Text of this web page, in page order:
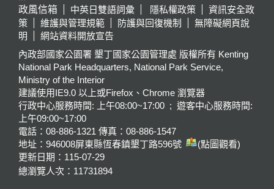
政風信箱
中英日雙語詞彙 隱私權政策
資訊安全政
策
維護與管理規範 防護與回復機制
無障礙網頁說
明
網站資料開放宣告
內政部國家公園署 墾丁國家公園管理處 版權所有 Kenting
National Park Headquarters, National Park Service,
Ministry of the Interior
建議使用IE9.0 以上或Firefox、Chrome 瀏覽器
行政中心服務時間: 上午08:00~17:00 ; 遊客中心服務時間:
上午09:00~17:00
電話：08-886-1321 傳真：08-886-1547
地址：946008屏東縣恆春鎮墾丁路596號
(點圖觀看)
更新日期： 115-07-29
總瀏覽人次： 11731894